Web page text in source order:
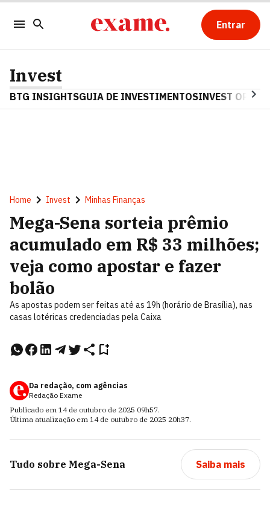
Entrar
Invest
BTG INSIGHTSGUIA DE INVESTIMENTOSINVEST OPINA
Home Invest Minhas Finanças
Mega-Sena sorteia prêmio
acumulado em R$ 33 milhões;
veja como apostar e fazer
bolão
As apostas podem ser feitas até as 19h (horário de Brasília), nas
casas lotéricas credenciadas pela Caixa
Da redação, com agências
Redação Exame
Publicado em 14 de outubro de 2025 09h57.
Última atualização em 14 de outubro de 2025 20h37.
Tudo sobre Mega-Sena Saiba mais